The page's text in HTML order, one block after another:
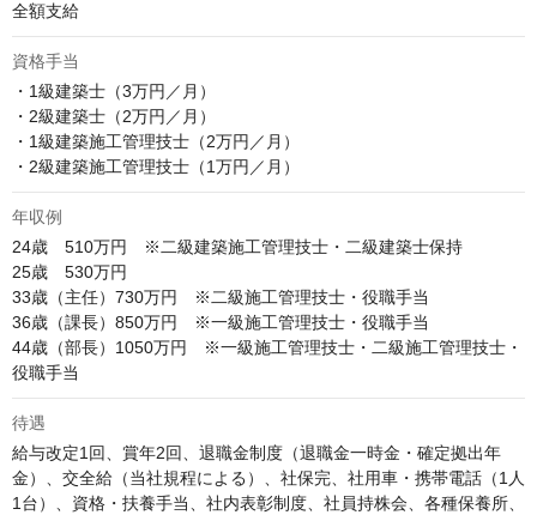
全額支給
資格手当
・1級建築士（3万円／月）
・2級建築士（2万円／月）
・1級建築施工管理技士（2万円／月）
・2級建築施工管理技士（1万円／月）
年収例
24歳　510万円　※二級建築施工管理技士・二級建築士保持
25歳　530万円
33歳（主任）730万円　※二級施工管理技士・役職手当
36歳（課長）850万円　※一級施工管理技士・役職手当
44歳（部長）1050万円　※一級施工管理技士・二級施工管理技士・
役職手当
待遇
給与改定1回、賞年2回、退職金制度（退職金一時金・確定拠出年
金）、交全給（当社規程による）、社保完、社用車・携帯電話（1人
1台）、資格・扶養手当、社内表彰制度、社員持株会、各種保養所、